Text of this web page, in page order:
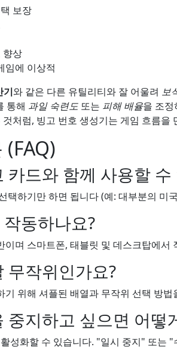
보장
향상
임에 이상적
기와 같은 다른 유틸리티와 잘 어울려 보
통해 과일 숙련도 또는 피해 배율을 조
처럼, 빙고 번호 생성기는 게임 흐름을
카드와 함께 사용할 수
택하기만 하면 됩니다 (예: 대부분의 미
동하나요?
이며 스마트폰, 태블릿 및 데스크탑에서
무작위인가요?
기 위해 셔플된 배열과 무작위 선택 방법
중지하고 싶으면 어떻
성화할 수 있습니다. "일시 중지" 또는